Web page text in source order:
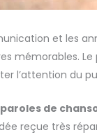
et les
mémorables.
l’attention du
de
reçue très